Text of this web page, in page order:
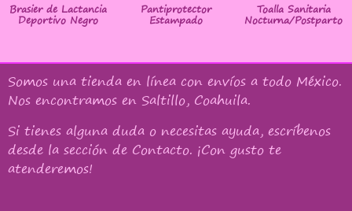
Brasier de Lactancia
Deportivo Negro
Pantiprotector
Estampado
Toalla Sanitaria
Nocturna/Postparto
Somos una tienda en línea con envíos a todo México.
Nos encontramos en Saltillo, Coahuila.
Si tienes alguna duda o necesitas ayuda, escríbenos
desde la sección de Contacto. ¡Con gusto te
atenderemos!